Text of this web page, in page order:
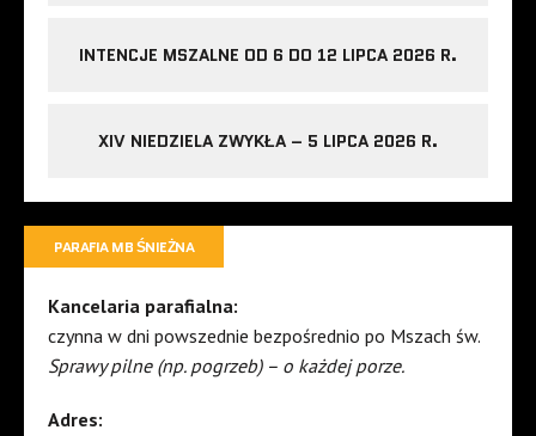
INTENCJE MSZALNE OD 6 DO 12 LIPCA 2026 R.
XIV NIEDZIELA ZWYKŁA – 5 LIPCA 2026 R.
PARAFIA MB ŚNIEŻNA
Kancelaria parafialna:
czynna w dni powszednie bezpośrednio po Mszach św.
Sprawy pilne (np. pogrzeb) – o każdej porze.
Adres: